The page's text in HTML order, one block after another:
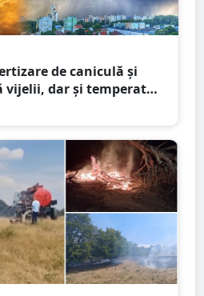
de caniculă și
dar și temperaturi
ANM